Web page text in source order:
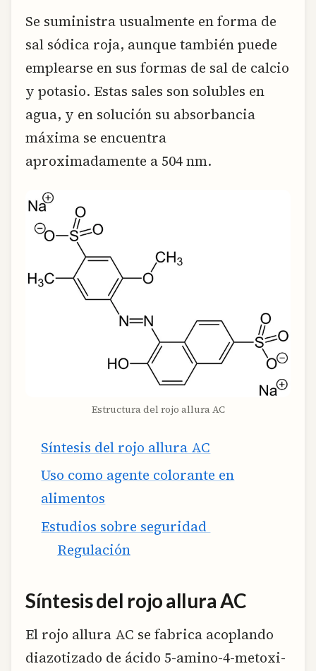
Se suministra usualmente en forma de
sal sódica roja, aunque también puede
emplearse en sus formas de sal de calcio
y potasio. Estas sales son solubles en
agua, y en solución su absorbancia
máxima se encuentra
aproximadamente a 504 nm.
Estructura del rojo allura AC
Síntesis del rojo allura AC
Uso como agente colorante en
alimentos
Estudios sobre seguridad
Regulación
Síntesis del rojo allura AC
El rojo allura AC se fabrica acoplando
diazotizado de ácido 5-amino-4-metoxi-